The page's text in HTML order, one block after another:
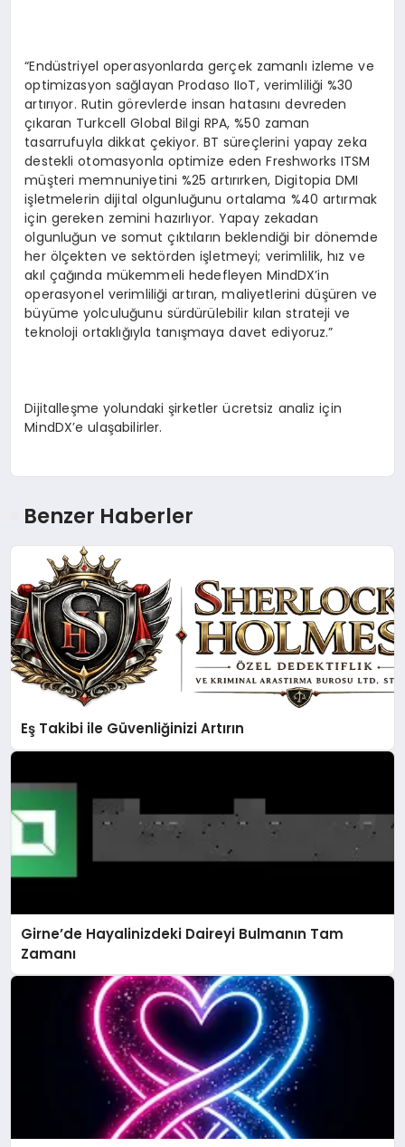
“Endüstriyel operasyonlarda gerçek zamanlı izleme ve
optimizasyon sağlayan Prodaso IIoT, verimliliği %30
artırıyor. Rutin görevlerde insan hatasını devreden
çıkaran Turkcell Global Bilgi RPA, %50 zaman
tasarrufuyla dikkat çekiyor. BT süreçlerini yapay zeka
destekli otomasyonla optimize eden Freshworks ITSM
müşteri memnuniyetini %25 artırırken, Digitopia DMI
işletmelerin dijital olgunluğunu ortalama %40 artırmak
için gereken zemini hazırlıyor. Yapay zekadan
olgunluğun ve somut çıktıların beklendiği bir dönemde
her ölçekten ve sektörden işletmeyi; verimlilik, hız ve
akıl çağında mükemmeli hedefleyen MindDX’in
operasyonel verimliliği artıran, maliyetlerini düşüren ve
büyüme yolculuğunu sürdürülebilir kılan strateji ve
teknoloji ortaklığıyla tanışmaya davet ediyoruz.”
Dijitalleşme yolundaki şirketler ücretsiz analiz için
MindDX’e ulaşabilirler.
Benzer Haberler
Eş Takibi ile Güvenliğinizi Artırın
Girne’de Hayalinizdeki Daireyi Bulmanın Tam
Zamanı